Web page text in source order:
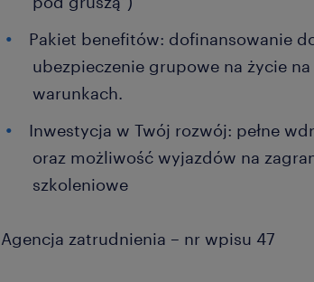
Pakiet benefitów: dofinansowanie
ubezpieczenie grupowe na życie
warunkach.
Inwestycja w Twój rozwój: pełne
oraz możliwość wyjazdów na
szkoleniowe
Agencja zatrudnienia – nr wpisu 47